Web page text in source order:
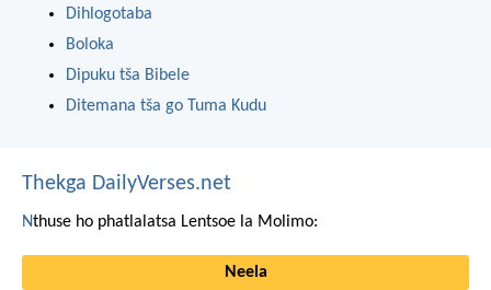
Dihlogotaba
Boloka
Dipuku tša Bibele
Ditemana tša go Tuma Kudu
Thekga DailyVerses.net
Nthuse ho phatlalatsa Lentsoe la Molimo:
Neela